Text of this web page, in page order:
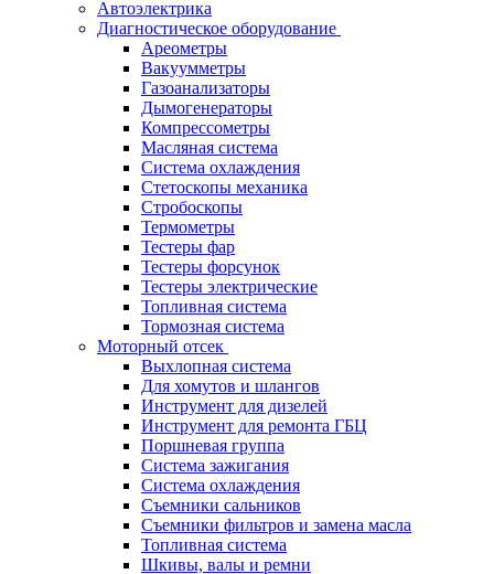
Автоэлектрика
Диагностическое оборудование
Ареометры
Вакуумметры
Газоанализаторы
Дымогенераторы
Компрессометры
Масляная система
Система охлаждения
Стетоскопы механика
Стробоскопы
Термометры
Тестеры фар
Тестеры форсунок
Тестеры электрические
Топливная система
Тормозная система
Моторный отсек
Выхлопная система
Для хомутов и шлангов
Инструмент для дизелей
Инструмент для ремонта ГБЦ
Поршневая группа
Система зажигания
Система охлаждения
Съемники сальников
Съемники фильтров и замена масла
Топливная система
Шкивы, валы и ремни